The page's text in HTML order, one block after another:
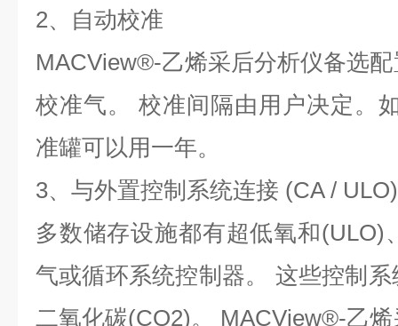
2、自动校准
MACView®-乙烯采后分析仪备选
校准气。 校准间隔由用户决定。
准罐可以用一年。
3、与外置控制系统连接 (CA / ULO)
多数储存设施都有超低氧和(ULO)
气或循环系统控制器。 这些控制
二氧化碳(CO2)。 MACView®-乙